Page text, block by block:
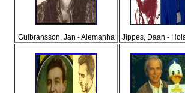
Gulbransson, Jan - Alemanha Jippes, Daan -